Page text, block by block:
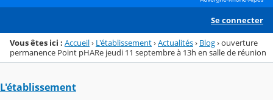
Se connecter
Vous êtes ici : Accueil› L'établissement›Actualités› Blog›ouverture
permanence Point pHARe jeudi 11 septembre à 13h en salle de réunion
L'établissement